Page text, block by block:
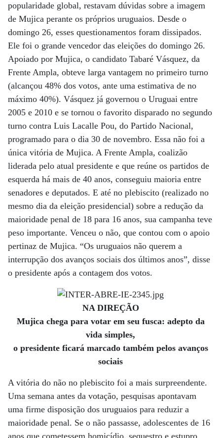
popularidade global, restavam dúvidas sobre a imagem
de Mujica perante os próprios uruguaios. Desde o
domingo 26, esses questionamentos foram dissipados.
Ele foi o grande vencedor das eleições do domingo 26.
Apoiado por Mujica, o candidato Tabaré Vásquez, da
Frente Ampla, obteve larga vantagem no primeiro turno
(alcançou 48% dos votos, ante uma estimativa de no
máximo 40%). Vásquez já governou o Uruguai entre
2005 e 2010 e se tornou o favorito disparado no segundo
turno contra Luis Lacalle Pou, do Partido Nacional,
programado para o dia 30 de novembro. Essa não foi a
única vitória de Mujica. A Frente Ampla, coalizão
liderada pelo atual presidente e que reúne os partidos de
esquerda há mais de 40 anos, conseguiu maioria entre
senadores e deputados. E até no plebiscito (realizado no
mesmo dia da eleição presidencial) sobre a redução da
maioridade penal de 18 para 16 anos, sua campanha teve
peso importante. Venceu o não, que contou com o apoio
pertinaz de Mujica. “Os uruguaios não querem a
interrupção dos avanços sociais dos últimos anos”, disse
o presidente após a contagem dos votos.
NA DIREÇÃO
Mujica chega para votar em seu fusca: adepto da
vida simples,
o presidente ficará marcado também pelos avanços
sociais
A vitória do não no plebiscito foi a mais surpreendente.
Uma semana antes da votação, pesquisas apontavam
uma firme disposição dos uruguaios para reduzir a
maioridade penal. Se o não passasse, adolescentes de 16